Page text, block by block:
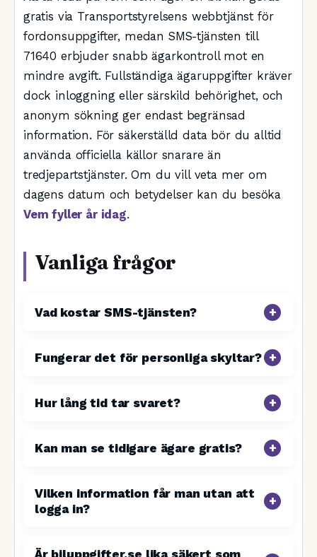
gratis via Transportstyrelsens webbtjänst för
fordonsuppgifter, medan SMS-tjänsten till
71640 erbjuder snabb ägarkontroll mot en
mindre avgift. Fullständiga ägaruppgifter kräver
dock inloggning eller särskild behörighet, och
anonym sökning ger endast begränsad
information. För säkerställd data bör du alltid
använda officiella källor snarare än
tredjepartstjänster. Om du vill veta mer om
dagens datum och betydelser kan du besöka
Vem fyller år idag.
Vanliga frågor
Vad kostar SMS-tjänsten?
Fungerar det för personliga skyltar?
Hur lång tid tar svaret?
Kan man se tidigare ägare gratis?
Vilken information får man utan att
logga in?